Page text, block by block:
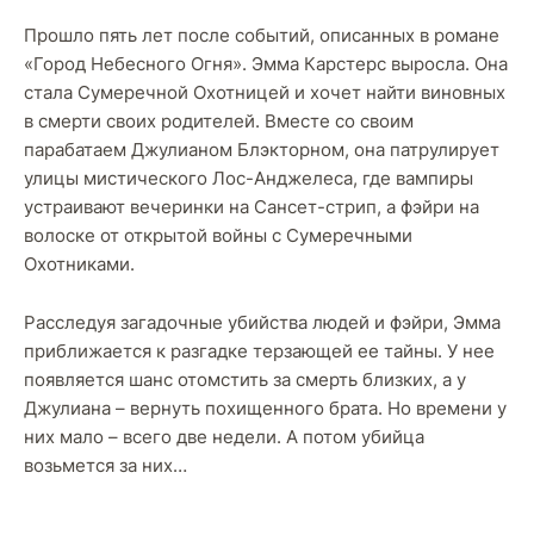
Прошло пять лет после событий, описанных в романе
«Город Небесного Огня». Эмма Карстерс выросла. Она
стала Сумеречной Охотницей и хочет найти виновных
в смерти своих родителей. Вместе со своим
парабатаем Джулианом Блэкторном, она патрулирует
улицы мистического Лос-Анджелеса, где вампиры
устраивают вечеринки на Сансет-стрип, а фэйри на
волоске от открытой войны с Сумеречными
Охотниками.
Расследуя загадочные убийства людей и фэйри, Эмма
приближается к разгадке терзающей ее тайны. У нее
появляется шанс отомстить за смерть близких, а у
Джулиана – вернуть похищенного брата. Но времени у
них мало – всего две недели. А потом убийца
возьмется за них…